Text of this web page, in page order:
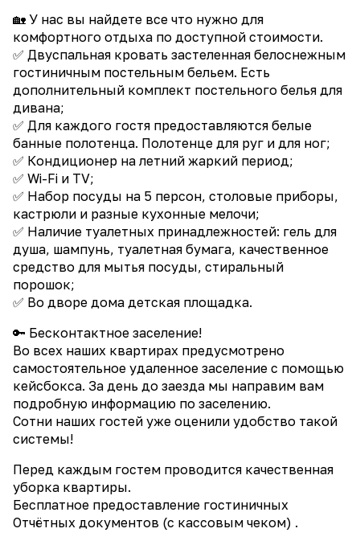
🏡 У нас вы найдете все что нужно для
комфортного отдыха по доступной стоимости.
✅ Двуспальная кровать застеленная белоснежным
гостиничным постельным бельем. Есть
дополнительный комплект постельного белья для
дивана;
✅ Для каждого гостя предоставляются белые
банные полотенца. Полотенце для руг и для ног;
✅ Кондиционер на летний жаркий период;
✅ Wi-Fi и TV;
✅ Набор посуды на 5 персон, столовые приборы,
кастрюли и разные кухонные мелочи;
✅ Наличие туалетных принадлежностей: гель для
душа, шампунь, туалетная бумага, качественное
средство для мытья посуды, стиральный
порошок;
✅ Во дворе дома детская площадка.
🔑 Бесконтактное заселение!
Во всех наших квартирах предусмотрено
самостоятельное удаленное заселение с помощью
кейсбокса. За день до заезда мы направим вам
подробную информацию по заселению.
Сотни наших гостей уже оценили удобство такой
системы!
Перед каждым гостем проводится качественная
уборка квартиры.
Бесплатное предоставление гостиничных
Отчётных документов (c кассовым чеком) .